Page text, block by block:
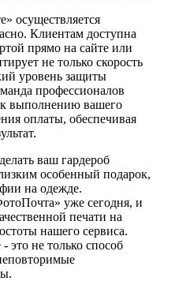
осуществляется
Клиентам доступна
прямо на сайте или
не только скорость
уровень защиты
профессионалов
к выполнению вашего
оплаты, обеспечивая
ваш гардероб
особенный подарок,
на одежде.
уже сегодня, и
печати на
нашего сервиса.
не только способ